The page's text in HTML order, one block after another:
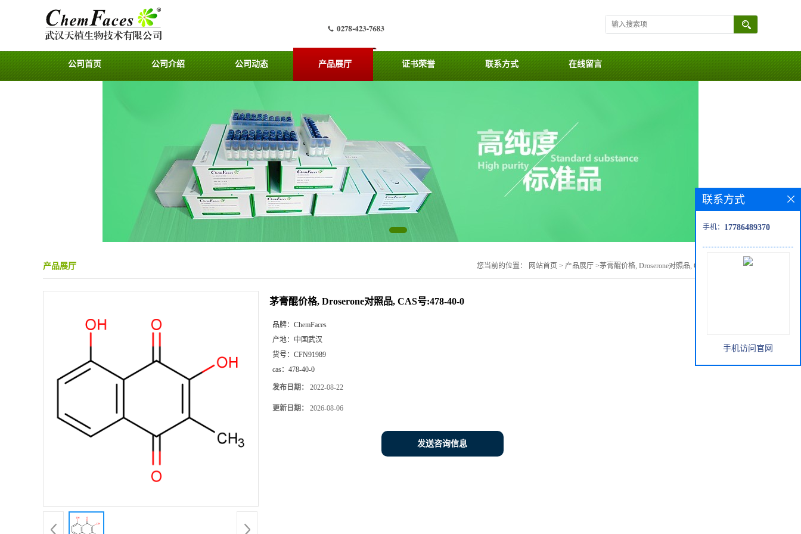
公司首页 公司介绍 公司动态 产品展厅 证书荣誉 联系方式 在线留言
产品展厅 您当前的位置： 网站首页 > 产品展厅 >茅膏醌价格, Droserone对照品, CAS号:478-40-0
茅膏醌价格, Droserone对照品, CAS号:478-40-0
品牌： ChemFaces
产地： 中国武汉
货号： CFN91989
cas： 478-40-0
发布日期： 2022-08-22
更新日期： 2026-08-06
发送咨询信息
联系方式
手机： 17786489370
手机访问官网